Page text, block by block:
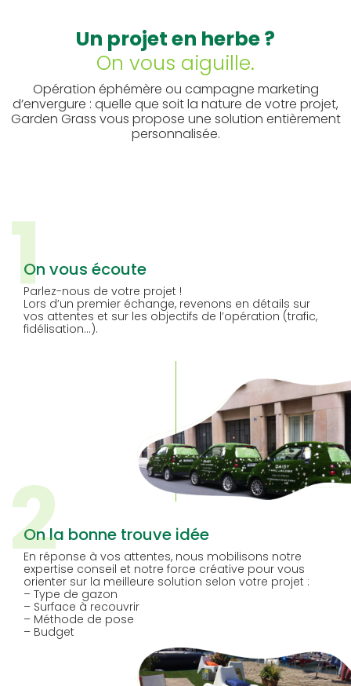
Un projet en herbe ?
On vous aiguille.
Opération éphémère ou campagne marketing
d’envergure : quelle que soit la nature de votre projet,
Garden Grass vous propose une solution entièrement
personnalisée.
1
On vous écoute
Parlez-nous de votre projet !
Lors d’un premier échange, revenons en détails sur
vos attentes et sur les objectifs de l’opération (trafic,
fidélisation…).
On la bonne trouve idée
En réponse à vos attentes, nous mobilisons notre
expertise conseil et notre force créative pour vous
orienter sur la meilleure solution selon votre projet :
– Type de gazon
– Surface à recouvrir
– Méthode de pose
– Budget
2